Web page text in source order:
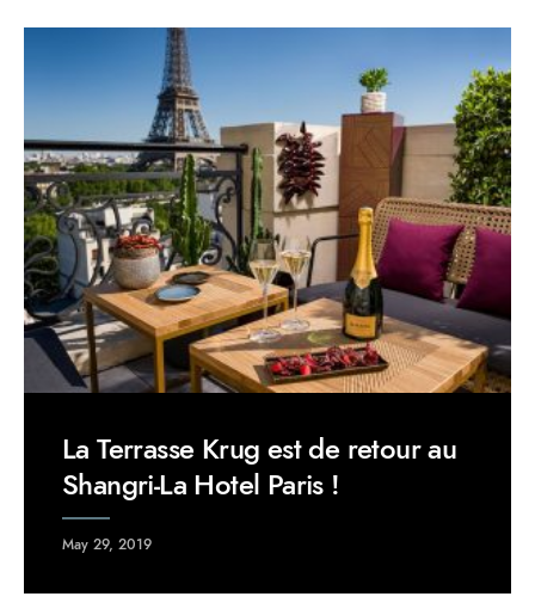
La Terrasse Krug est de retour au
Shangri-La Hotel Paris !
May 29, 2019